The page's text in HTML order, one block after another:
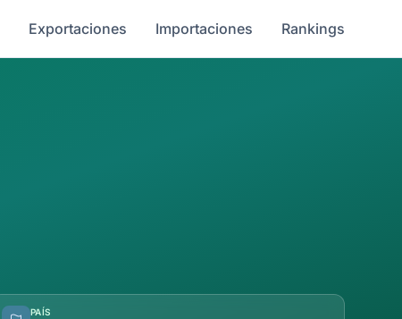
Exportaciones Importaciones Rankings
PAÍS